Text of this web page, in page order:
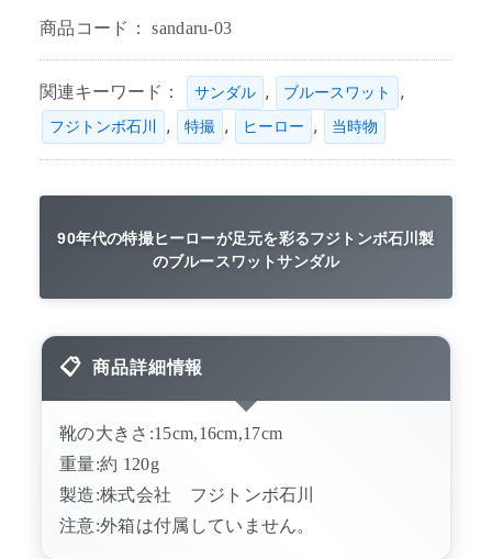
商品コード：sandaru-03
関連キーワード： サンダル , ブルースワット ,
フジトンボ石川 , 特撮 , ヒーロー , 当時物
90年代の特撮ヒーローが足元を彩るフジトンボ石川製
のブルースワットサンダル
商品詳細情報
靴の大きさ:15cm,16cm,17cm
重量:約 120g
製造:株式会社 フジトンボ石川
注意:外箱は付属していません。